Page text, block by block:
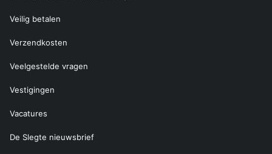
Veilig betalen
Verzendkosten
Veelgestelde vragen
Vestigingen
Vacatures
De Slegte nieuwsbrief